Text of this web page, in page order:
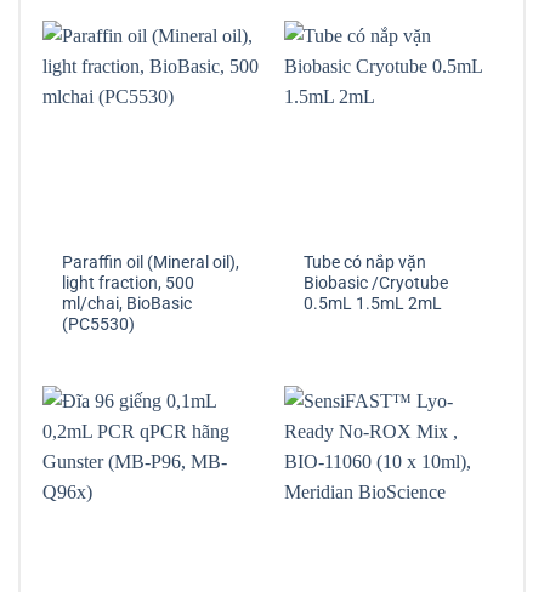
Paraffin oil (Mineral oil),
light fraction, 500
ml/chai, BioBasic
(PC5530)
Tube có nắp vặn
Biobasic /Cryotube
0.5mL 1.5mL 2mL